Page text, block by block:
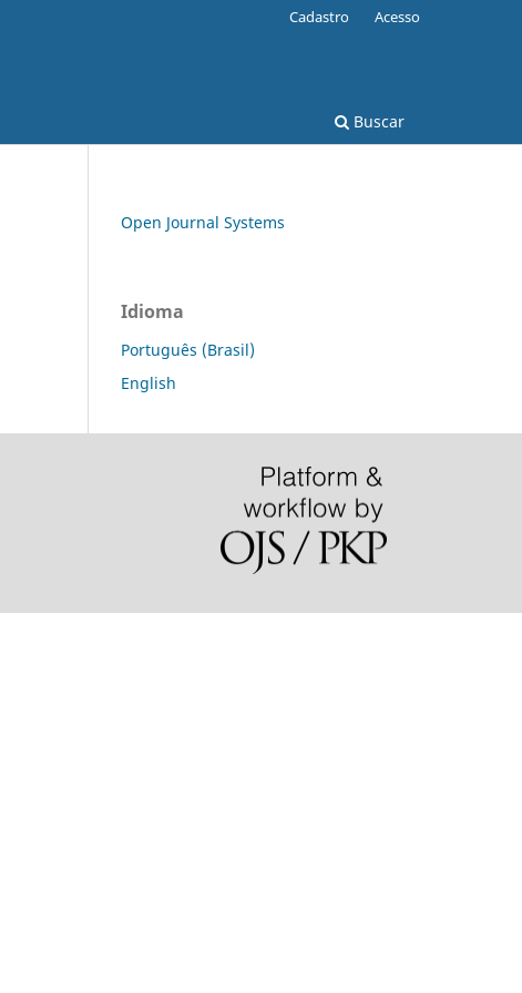
Buscar
Cadastro Acesso
Open Journal Systems
Idioma
Português (Brasil)
English